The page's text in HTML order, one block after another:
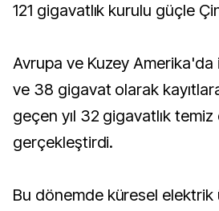
121 gigavatlık kurulu güçle
Avrupa ve Kuzey
ve 38 gigavat olarak
geçen yıl 32 gigavatlık
gerçekleştirdi.
Bu dönemde küresel elektrik